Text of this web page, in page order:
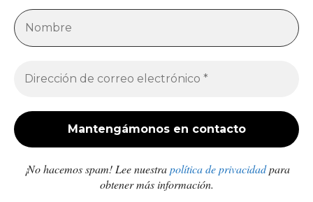
¡No hacemos spam! Lee nuestrapolítica de privacidadpara
obtener más información.
América Latina
demócratas de impulsar una campaña contra...
Enfermedades crónicas y diarrea van en aumento
en comunidades afectadas por los sismos en...